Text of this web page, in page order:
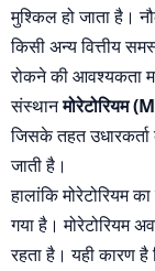
मुश्किल हो जाता है।
किसी अन्य वित्तीय
रोकने की आवश्यकता
संस्थान
जिसके तहत
जाती है।
हालांकि मोरेटोरियम
गया है। मोरेटोरियम
रहता है। यही कारण